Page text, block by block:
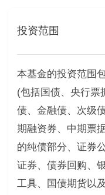
投资范围
本基金的投资范围
(包括国债、央行票
债、金融债、次级
期融资券、中期票
的纯债部分、证券
证券、债券回购、
工具、国债期货以